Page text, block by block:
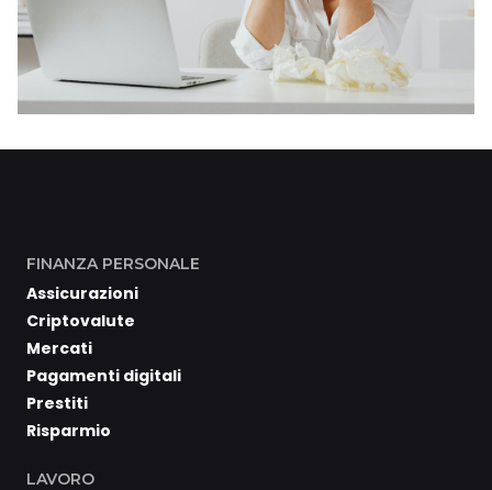
FINANZA PERSONALE
Assicurazioni
Criptovalute
Mercati
Pagamenti digitali
Prestiti
Risparmio
LAVORO